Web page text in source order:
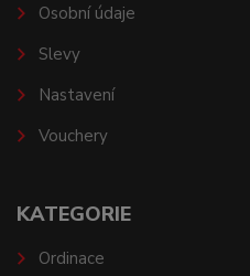
Osobní údaje
Slevy
Nastavení
Vouchery
KATEGORIE
Ordinace